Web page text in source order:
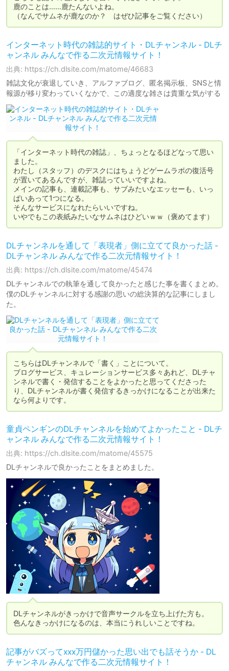
鹿のことは……鹿たんないよね。
（なんでサムネが鹿なのか？　はぜひ記事をご覧ください）
インターネット時代の雑誌的サイト・DLチャンネル - DLチ
ャンネル みんなで作る二次元情報サイト！
出典: https://ch.dlsite.com/matome/46683
雑誌文化が衰退していき、アルファブログ、匿名掲示板、SNSと情
報源が移り変わっていくなかで、この適度な雑さは貴重な気がする
「インターネット時代の雑誌」、ちょっとなるほどなって思い
ました。
わたし（スタッフ）のデスクにはちょうどゲームラボの復活号
が置いてあるんですが、雑誌っていいですよね。
メインの記事も、連載記事も、サブみたいなエッセーも、いっ
ぱいあって1つになる。
そんなサービスになれたらいいですね。
いやでもこの表紙みたいなサムネはひどいｗｗ（褒めてます）
DLチャンネルを通して「表現者」側に立てて良かった話 -
DLチャンネル みんなで作る二次元情報サイト！
出典: https://ch.dlsite.com/matome/45474
DLチャンネルでの執筆を通して良かったと感じた事を書くまとめ。
僕のDLチャンネルに対する感謝の思いの総決算的な記事にしまし
た。
こちらはDLチャンネルで「書く」ことについて。
ブログサービス、キュレーションサービス多々あれど、DLチャ
ンネルで書く・発信することをよかったと思ってくださった
り、DLチャンネルが書く発信するきっかけになることが出来た
なら何よりです。
童貞ペンギンのDLチャンネルを始めてよかったこと - DLチ
ャンネル みんなで作る二次元情報サイト！
出典: https://ch.dlsite.com/matome/45575
DLチャンネルで良かったことをまとめました。
DLチャンネルがきっかけで音声サークルを立ち上げた方も。
色んなきっかけになるのは、本当にうれしいことですね。
記事がバズってxxx万円儲かった思い出でも話そうか - DL
チャンネル みんなで作る二次元情報サイト！